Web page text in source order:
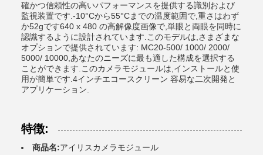
確かつ信頼性の高いパフォーマンスを提供する識別および
監視装置です.-10°Cから55°Cまでの温度範囲で,重さはわず
か52gです640 x 480 の高解像度画像で,単眼と両眼を同時に
認識するように設計されています.このモデルは,さまざまな
オプションで提供されています: MC20-500/ 1000/ 2000/
5000/ 10000,あなたのニーズに最も適した構成を選択する
ことができます.このカメラモジュールは,インストールと使
用が簡単です.4インチエコースクリーン 容易な二次開発と
アプリケーション.
特徴:
商品名:アイリスカメラモジュール